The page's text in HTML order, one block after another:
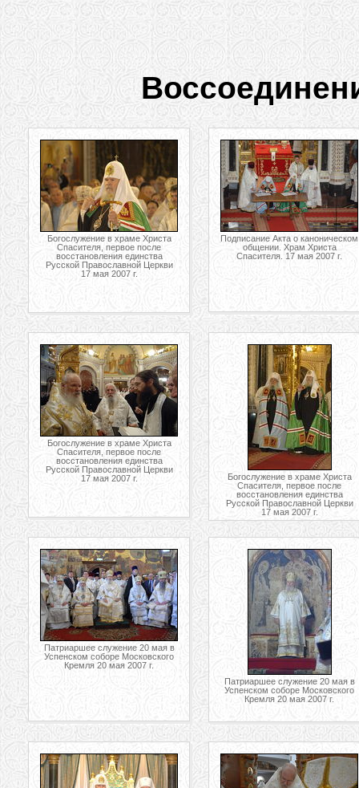
Богослужение в храме Христа
Спасителя, первое после
восстановления единства
Русской Православной Церкви
17 мая 2007 г.
Подписание Акта о каноническом
общении. Храм Христа
Спасителя. 17 мая 2007 г.
Богослужение в храме Христа
Спасителя, первое после
восстановления единства
Русской Православной Церкви
17 мая 2007 г.
Богослужение в храме Христа
Спасителя, первое после
восстановления единства
Русской Православной Церкви
17 мая 2007 г.
Патриаршее служение 20 мая в
Успенском соборе Московского
Кремля 20 мая 2007 г.
Патриаршее служение 20 мая в
Успенском соборе Московского
Кремля 20 мая 2007 г.